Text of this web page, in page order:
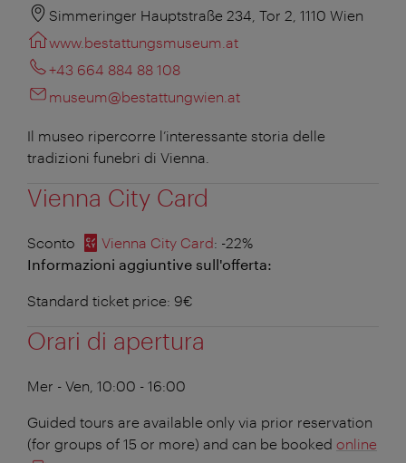
Simmeringer Hauptstraße 234, Tor 2, 1110 Wien
www.bestattungsmuseum.at
+43 664 884 88 108
museum@bestattungwien.at
Il museo ripercorre l’interessante storia delle
tradizioni funebri di Vienna.
Vienna City Card
Sconto Vienna City Card: -22%
Informazioni aggiuntive sull'offerta:
Standard ticket price: 9€
Orari di apertura
Mer - Ven, 10:00 - 16:00
Guided tours are available only via prior reservation
(for groups of 15 or more) and can be booked online